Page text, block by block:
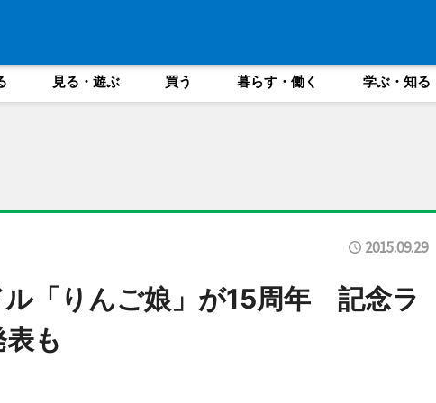
見る・遊ぶ 買う 暮らす・働く 学ぶ・知る
2015.09.29
「りんご娘」が15周年 記念ラ
も